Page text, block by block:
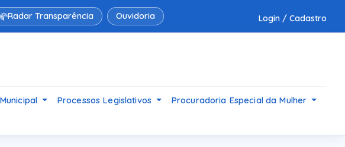
Radar Transparência Ouvidoria Login / Cadastro
Processos Legislativos
Procuradoria Especial da Mulher